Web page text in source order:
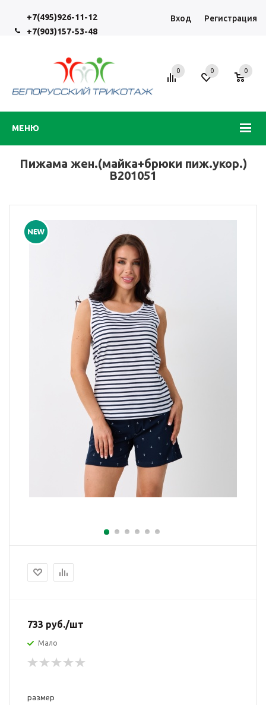
+7(495)926-11-12
+7(903)157-53-48
Вход Регистрация
МЕНЮ
0 0 0
Пижама жен.(майка+брюки пиж.укор.)
В201051
733 руб./шт
Мало
размер